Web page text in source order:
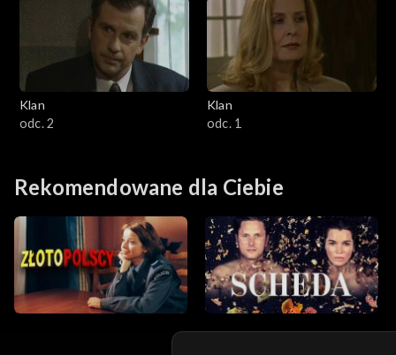
Klan
odc. 2
Klan
odc. 1
Rekomendowane dla Ciebie